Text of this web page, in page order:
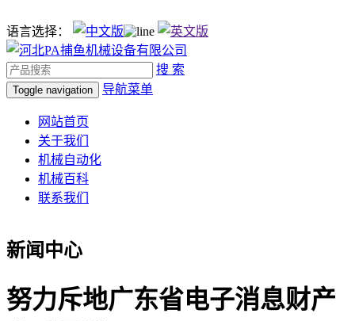
语言选择：
搜 索
Toggle navigation 导航菜单
网站首页
关于我们
机械自动化
机械百科
联系我们
新闻中心
努力斥地广东省电子消息财产